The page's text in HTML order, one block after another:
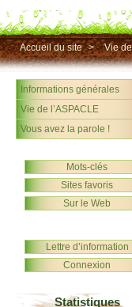
Accueil du site > Vie
Informations générales
Vie de l’ASPACLE
Vous avez la parole !
Mots-clés
Sites favoris
Sur le Web
Lettre d’information
Connexion
Statistiques